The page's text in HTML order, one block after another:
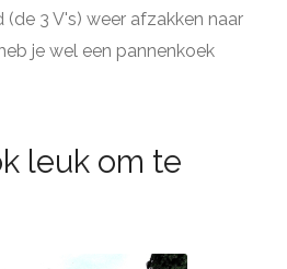
(de 3 V's) weer afzakken naar
je wel een pannenkoek
leuk om te